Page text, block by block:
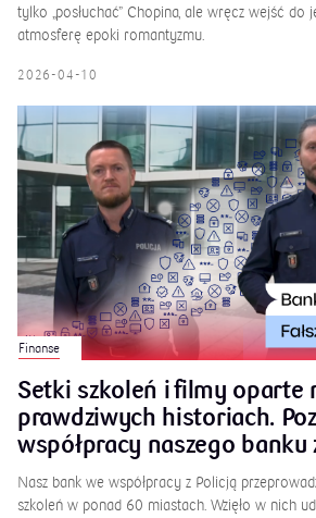
tylko „posłuchać” Chopina, ale wręcz wejść do
atmosferę epoki romantyzmu.
2026-04-10
Finanse
Setki szkoleń i filmy oparte
prawdziwych historiach.
współpracy naszego banku
Nasz bank we współpracy z Policją
szkoleń w ponad 60 miastach. Wzięło w nich